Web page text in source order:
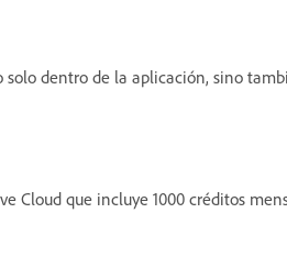
dentro de la aplicación, sino
que incluye 1000 créditos